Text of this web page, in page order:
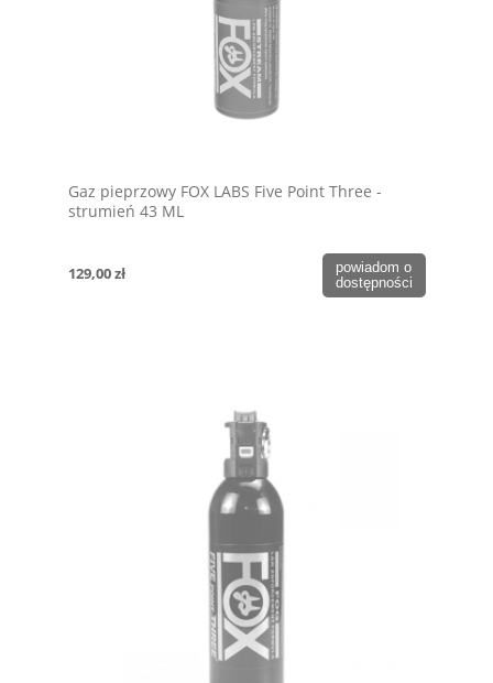
Gaz pieprzowy FOX LABS Five Point Three -
strumień 43 ML
129,00 zł
powiadom o
dostępności